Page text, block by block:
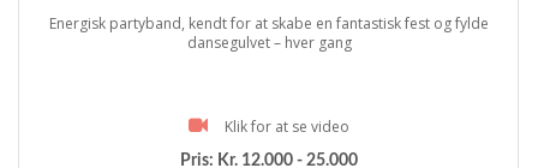
Energisk partyband, kendt for at skabe en fantastisk fest og fylde
dansegulvet – hver gang
Klik for at se video
Pris: Kr. 12.000 - 25.000